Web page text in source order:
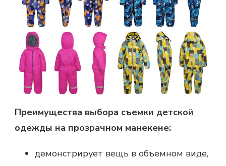
Преимущества выбора съемки детской
одежды на прозрачном манекене:
демонстрирует вещь в объемном виде,